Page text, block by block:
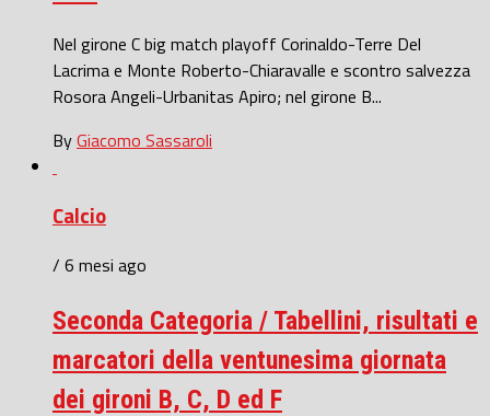
Nel girone C big match playoff Corinaldo-Terre Del
Lacrima e Monte Roberto-Chiaravalle e scontro salvezza
Rosora Angeli-Urbanitas Apiro; nel girone B...
ByGiacomo Sassaroli
Calcio
/ 6 mesi ago
Seconda Categoria / Tabellini, risultati e
marcatori della ventunesima giornata
dei gironi B, C, D ed F